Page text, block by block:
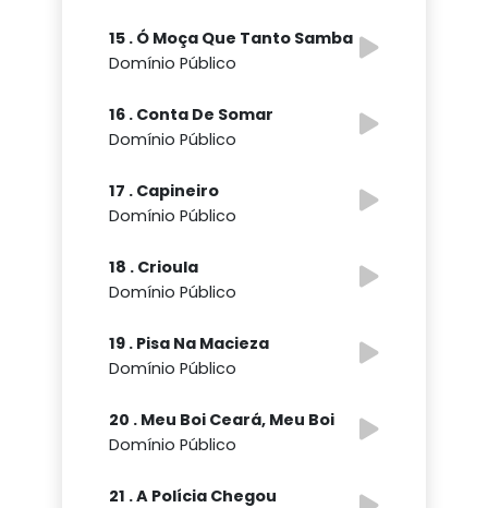
15 . Ó Moça Que Tanto Samba
Domínio Público
16 . Conta De Somar
Domínio Público
17 . Capineiro
Domínio Público
18 . Crioula
Domínio Público
19 . Pisa Na Macieza
Domínio Público
20 . Meu Boi Ceará, Meu Boi
Domínio Público
21 . A Polícia Chegou